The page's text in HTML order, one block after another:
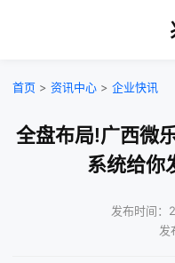
首页 > 资讯中心 > 企业快讯
全盘布局!广西微
系统给你
发布时间
发